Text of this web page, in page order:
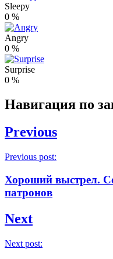
Sleepy
0 %
Angry
0 %
Surprise
0 %
Навигация по
Previous
Previous post:
Хороший выстрел.
патронов
Next
Next post: